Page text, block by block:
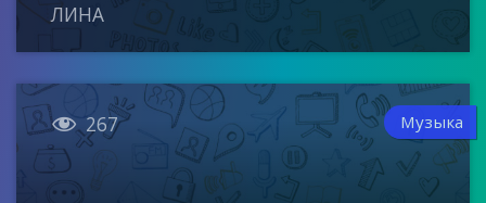
ЛИНА
 267 Музыка